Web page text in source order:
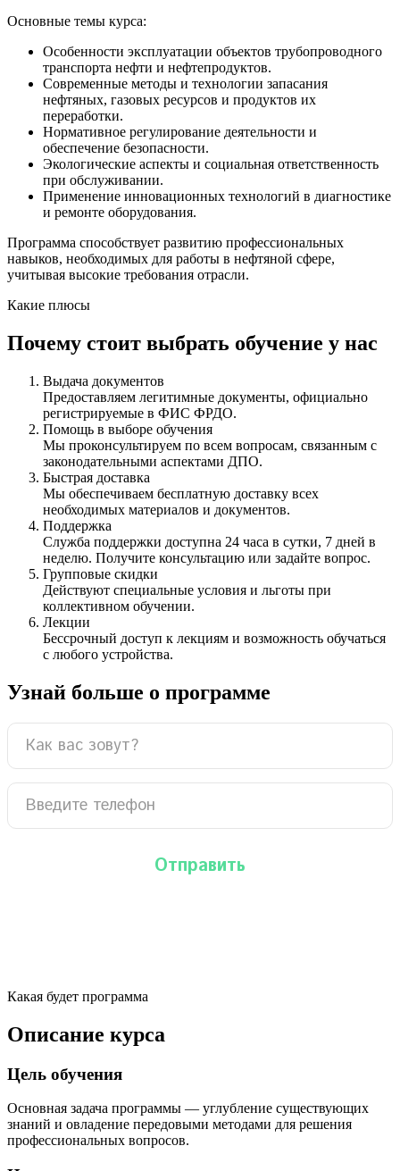
Основные темы курса:
Особенности эксплуатации объектов трубопроводного
транспорта нефти и нефтепродуктов.
Современные методы и технологии запасания
нефтяных, газовых ресурсов и продуктов их
переработки.
Нормативное регулирование деятельности и
обеспечение безопасности.
Экологические аспекты и социальная ответственность
при обслуживании.
Применение инновационных технологий в диагностике
и ремонте оборудования.
Программа способствует развитию профессиональных
навыков, необходимых для работы в нефтяной сфере,
учитывая высокие требования отрасли.
Какие плюсы
Почему стоит выбрать обучение у нас
Выдача документов
Предоставляем легитимные документы, официально
регистрируемые в ФИС ФРДО.
Помощь в выборе обучения
Мы проконсультируем по всем вопросам, связанным с
законодательными аспектами ДПО.
Быстрая доставка
Мы обеспечиваем бесплатную доставку всех
необходимых материалов и документов.
Поддержка
Служба поддержки доступна 24 часа в сутки, 7 дней в
неделю. Получите консультацию или задайте вопрос.
Групповые скидки
Действуют специальные условия и льготы при
коллективном обучении.
Лекции
Бессрочный доступ к лекциям и возможность обучаться
с любого устройства.
Узнай больше о программе
Какая будет программа
Описание курса
Цель обучения
Основная задача программы — углубление существующих
знаний и овладение передовыми методами для решения
профессиональных вопросов.